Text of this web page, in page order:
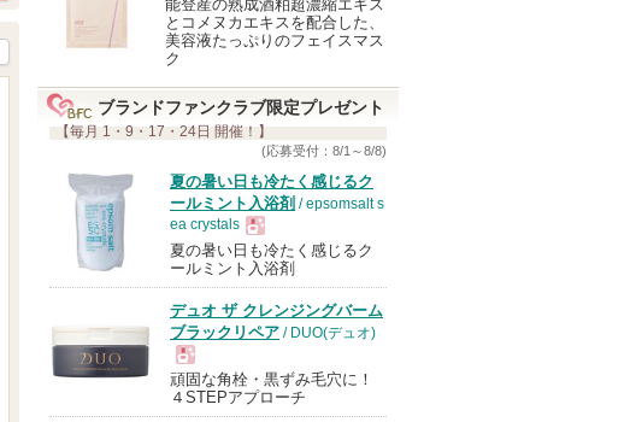
能登産の熟成酒粕超濃縮エキス
とコメヌカエキスを配合した、
美容液たっぷりのフェイスマス
ク
ブランドファンクラブ限定プレゼント
【毎月 1・9・17・24日 開催！】
(応募受付：8/1～8/8)
夏の暑い日も冷たく感じるク
ールミント入浴剤 / epsomsalt s
ea crystals
現
品
夏の暑い日も冷たく感じるク
ールミント入浴剤
デュオ ザ クレンジングバーム
ブラックリペア / DUO(デュオ)
現
頑固な角栓・黒ずみ毛穴に！
４STEPアプローチ